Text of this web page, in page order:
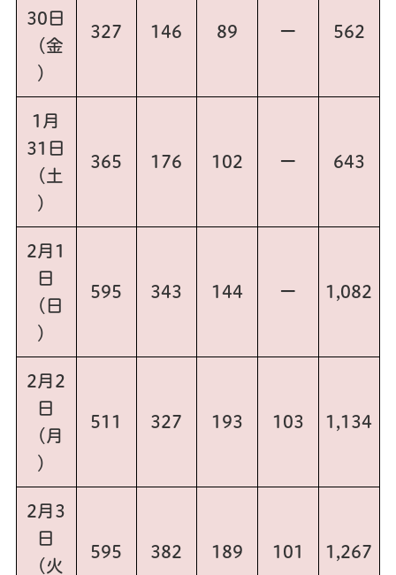
30日
（金
）
327 146 89 ー 562
1月
31日
（土
）
365 176 102 ー 643
2月1
日
（日
）
595 343 144 ー 1,082
2月2
日
（月
）
511 327 193 103 1,134
2月3
日
（火
595 382 189 101 1,267